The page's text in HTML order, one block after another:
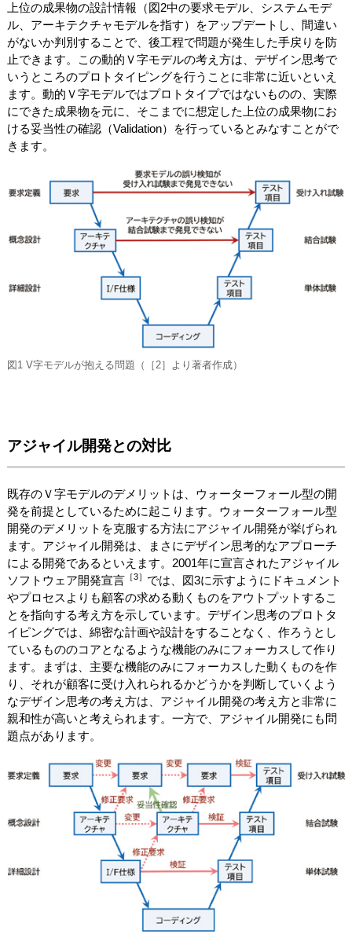
上位の成果物の設計情報（図2中の要求モデル、システムモデ
ル、アーキテクチャモデルを指す）をアップデートし、間違い
がないか判別することで、後工程で問題が発生した手戻りを防
止できます。この動的Ｖ字モデルの考え方は、デザイン思考で
いうところのプロトタイピングを行うことに非常に近いといえ
ます。動的Ｖ字モデルではプロトタイプではないものの、実際
にできた成果物を元に、そこまでに想定した上位の成果物にお
ける妥当性の確認（Validation）を行っているとみなすことがで
きます。
図1 V字モデルが抱える問題（［2］より著者作成）
アジャイル開発との対比
既存のＶ字モデルのデメリットは、ウォーターフォール型の開
発を前提としているために起こります。ウォーターフォール型
開発のデメリットを克服する方法にアジャイル開発が挙げられ
ます。アジャイル開発は、まさにデザイン思考的なアプローチ
による開発であるといえます。2001年に宣言されたアジャイル
ソフトウェア開発宣言［3］ では、図3に示すようにドキュメント
やプロセスよりも顧客の求める動くものをアウトプットするこ
とを指向する考え方を示しています。デザイン思考のプロトタ
イピングでは、綿密な計画や設計をすることなく、作ろうとし
ているもののコアとなるような機能のみにフォーカスして作り
ます。まずは、主要な機能のみにフォーカスした動くものを作
り、それが顧客に受け入れられるかどうかを判断していくよう
なデザイン思考の考え方は、アジャイル開発の考え方と非常に
親和性が高いと考えられます。一方で、アジャイル開発にも問
題点があります。